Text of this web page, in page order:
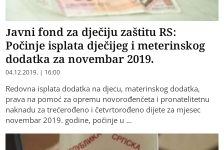
Javni fond za dječiju zaštitu RS:
Počinje isplata dječijeg i meterinskog
dodatka za novembar 2019.
04.12.2019. | 16:00
Redovna isplata dodatka na djecu, materinskog dodatka,
prava na pomoć za opremu novorođenčeta i pronatelitetnu
naknadu za trećerođeno i četvrtorođeno dijete za mjesec
novembar 2019. godine, počinje u …